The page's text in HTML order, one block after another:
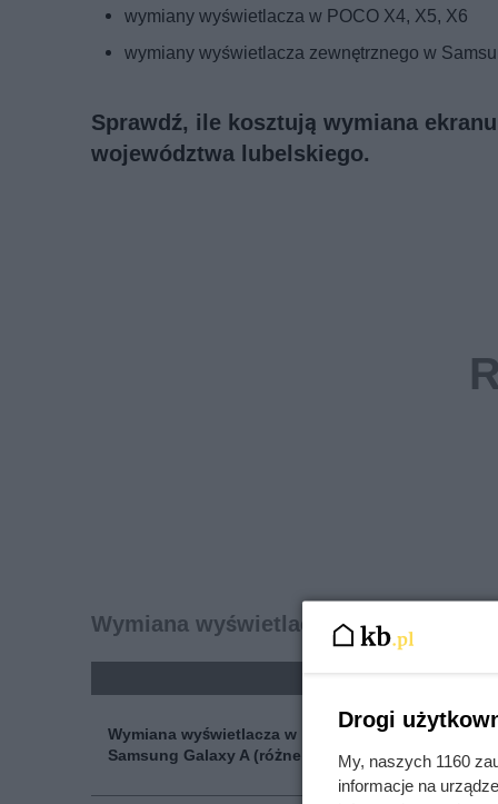
wymiany wyświetlacza w POCO X4, X5, X6
wymiany wyświetlacza zewnętrznego w
Sprawdź, ile kosztują wymiana
województwa lubelskiego.
Wymiana wyświetlacza w telefonie -
Wymiana wyświetlacza w
Samsung Galaxy A (różne modele)
Drogi
My, naszych 1160
informacje na